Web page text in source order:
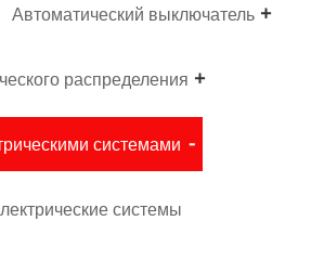
Автоматический выключатель
распределения
системами
системы